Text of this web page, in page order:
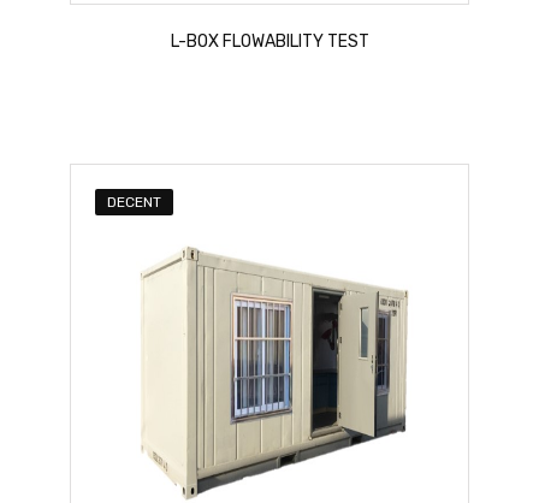
L-BOX FLOWABILITY TEST
DECENT